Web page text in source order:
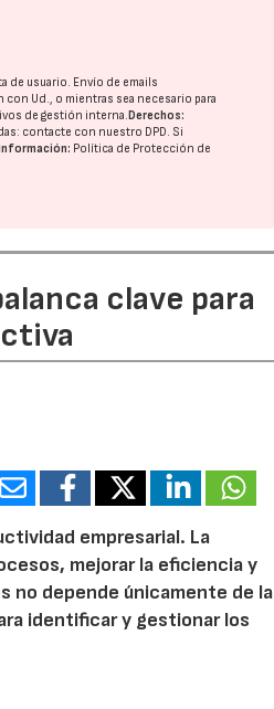
de usuario. Envío de emails
con Ud., o mientras sea necesario para
de gestión interna.Derechos:
contacte con nuestro DPD. Si
Política de Protección de
clave para
empresarial. La
mejorar la eficiencia y
no depende únicamente de la
identificar y gestionar los